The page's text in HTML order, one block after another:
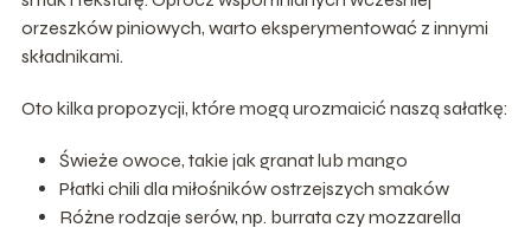
orzeszków piniowych, warto eksperymentować z innymi
składnikami.
Oto kilka propozycji, które mogą urozmaicić naszą sałatkę:
Świeże owoce, takie jak granat lub mango
Płatki chili dla miłośników ostrzejszych smaków
Różne rodzaje serów, np. burrata czy mozzarella